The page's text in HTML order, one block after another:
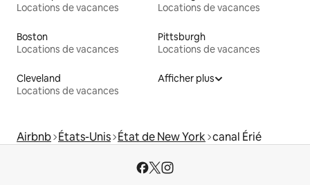
Locations de vacances
Locations de vacances
Boston
Locations de vacances
Pittsburgh
Locations de vacances
Cleveland
Locations de vacances
Afficher plus
Airbnb États-Unis État de New York canal Érié